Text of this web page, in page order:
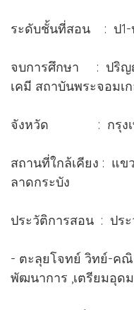
ระดับชั้นที่สอน : ป1-
จบการศึกษา : ปริญ
เคมี สถาบันพระจอมเ
จังหวัด : กรุงเท
สถานที่ใกล้เคียง : แข
ลาดกระบัง
ประวัติการสอน : ประ
- ตะลุยโจทย์ วิทย์-คณิ
พัฒนาการ ,เตรียมอุด